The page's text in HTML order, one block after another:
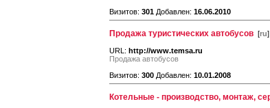
Визитов: 301 Добавлен: 16.06.2010
Продажа туристических автобусов [ru]
URL: http://www.temsa.ru
Продажа автобусов
Визитов: 300 Добавлен: 10.01.2008
Котельные - производство, монтаж,